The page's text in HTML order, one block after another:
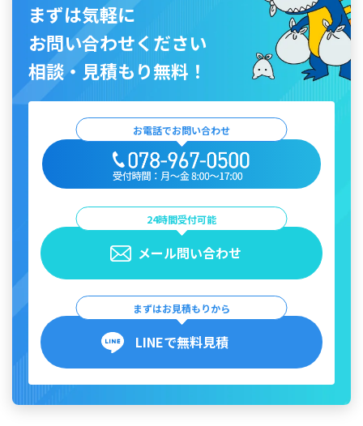
まずは気軽に
お問い合わせください
相談・見積もり無料！
お電話でお問い合わせ
24時間受付可能
メール問い合わせ
まずはお見積もりから
LINEで無料見積